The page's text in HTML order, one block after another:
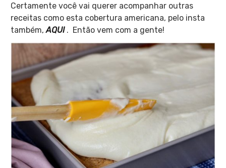
Certamente você vai querer acompanhar outras
receitas como esta cobertura americana, pelo insta
também,AQUI. Então vem com a gente!